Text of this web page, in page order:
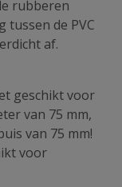
rubberen
de PVC
af.
geschikt voor
van 75 mm,
van 75 mm!
voor